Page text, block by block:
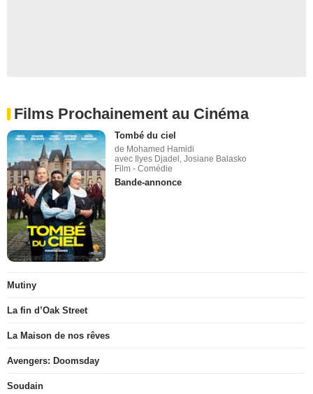
Films Prochainement au Cinéma
Tombé du ciel
de Mohamed Hamidi
avec Ilyes Djadel, Josiane Balasko
Film - Comédie
Bande-annonce
Mutiny
La fin d’Oak Street
La Maison de nos rêves
Avengers: Doomsday
Soudain